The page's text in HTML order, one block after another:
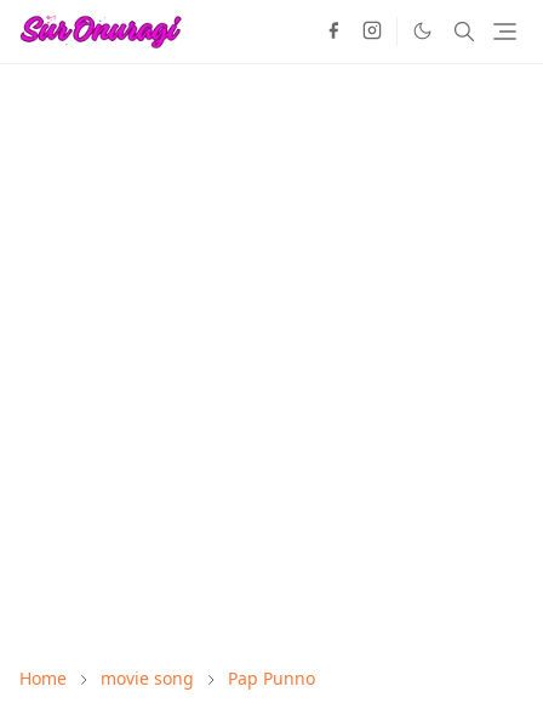
Home movie song Pap Punno